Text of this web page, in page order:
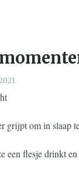
grijpt om in slaap
een flesje drinkt